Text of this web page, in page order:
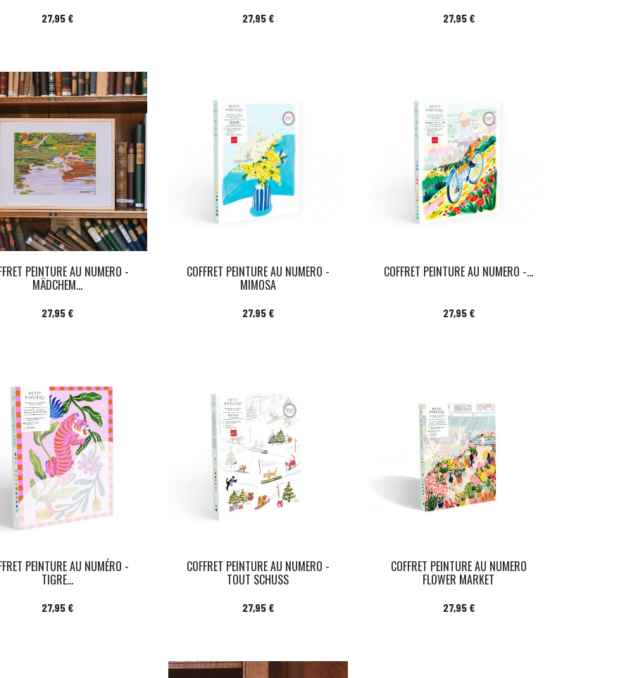
Prix
27,95 € Prix
27,95 € Prix
27,95 €
PEINTURE AU NUMERO -
MÄDCHEM...
Prix
27,95 €
COFFRET PEINTURE AU NUMERO -
MIMOSA
Prix
27,95 €
COFFRET PEINTURE AU NUMERO -...
Prix
27,95 €
PEINTURE AU NUMÉRO -
TIGRE...
Prix
27,95 €
COFFRET PEINTURE AU NUMERO -
TOUT SCHUSS
Prix
27,95 €
COFFRET PEINTURE AU NUMERO
FLOWER MARKET
Prix
27,95 €